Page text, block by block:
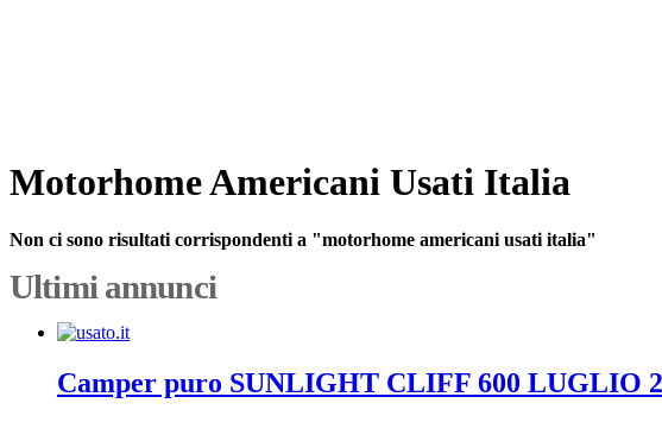
Motorhome Americani Usati Italia
Non ci sono risultati corrispondenti a "motorhome americani usati italia"
Ultimi annunci
Camper puro SUNLIGHT CLIFF 600 LUGLIO